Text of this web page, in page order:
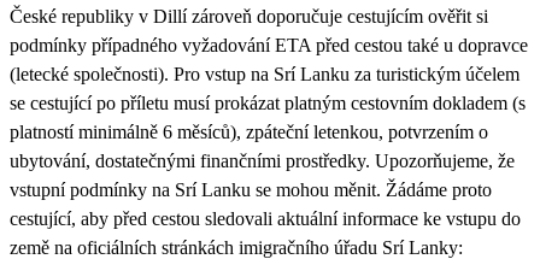
České republiky v Dillí zároveň doporučuje cestujícím ověřit si
podmínky případného vyžadování ETA před cestou také u dopravce
(letecké společnosti). Pro vstup na Srí Lanku za turistickým účelem
se cestující po příletu musí prokázat platným cestovním dokladem (s
platností minimálně 6 měsíců), zpáteční letenkou, potvrzením o
ubytování, dostatečnými finančními prostředky. Upozorňujeme, že
vstupní podmínky na Srí Lanku se mohou měnit. Žádáme proto
cestující, aby před cestou sledovali aktuální informace ke vstupu do
země na oficiálních stránkách imigračního úřadu Srí Lanky: